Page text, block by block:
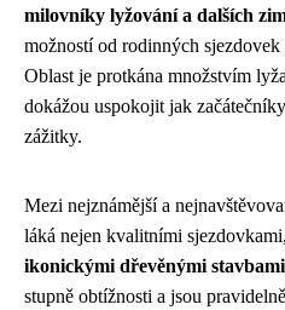
milovníky lyžování a dalších
možností od rodinných
Oblast je protkána množstvím
dokážou uspokojit jak
zážitky.
Mezi nejznámější a
láká nejen kvalitními
ikonickými dřevěnými
stupně obtížnosti a jsou